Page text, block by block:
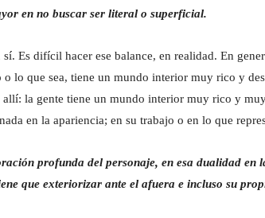
en no buscar ser literal o superficial.
Es difícil hacer ese balance, en realidad. En
o lo que sea, tiene un mundo interior muy rico y
allí: la gente tiene un mundo interior muy rico y
en la apariencia; en su trabajo o en lo que
profunda del personaje, en esa dualidad en
que exteriorizar ante el afuera e incluso su